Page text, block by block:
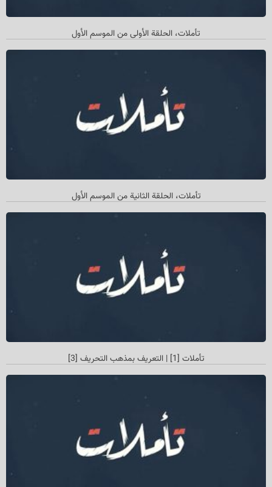
تأملات، الحلقة الأولی من الموسم الأول
تأملات، الحلقة الثانیة من الموسم الأول
تأملات [1] | التعريف بمذهب التحريف [3]